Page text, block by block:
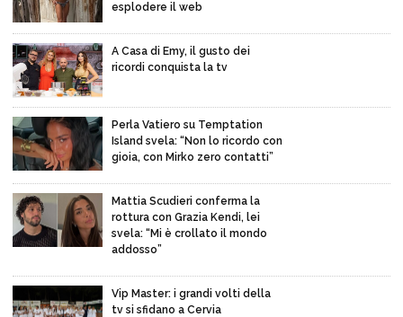
esplodere il web
A Casa di Emy, il gusto dei
ricordi conquista la tv
Perla Vatiero su Temptation
Island svela: “Non lo ricordo con
gioia, con Mirko zero contatti”
Mattia Scudieri conferma la
rottura con Grazia Kendi, lei
svela: “Mi è crollato il mondo
addosso”
Vip Master: i grandi volti della
tv si sfidano a Cervia